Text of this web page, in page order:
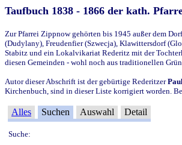
Taufbuch 1838 - 1866 der kath.
Zur Pfarrei Zippnow gehörten bis 1945 außer dem
(Dudylany), Freudenfier (Szwecja), Klawittersdorf
Stabitz und ein Lokalvikariat Rederitz mit der
diesen Gemeinden - wohl noch aus traditionellen
Autor dieser Abschrift ist der gebürtige Rederitzer
Kirchenbuch, sind in dieser Liste korrigiert worden.
Alles Suchen Auswahl Detail
Suche: